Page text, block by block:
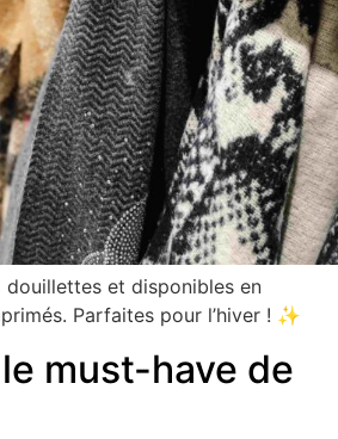
douillettes et disponibles en
Parfaites pour l’hiver ! ✨
must-have de